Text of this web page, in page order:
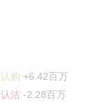
认购 +6.42百万
认沽 -2.28百万